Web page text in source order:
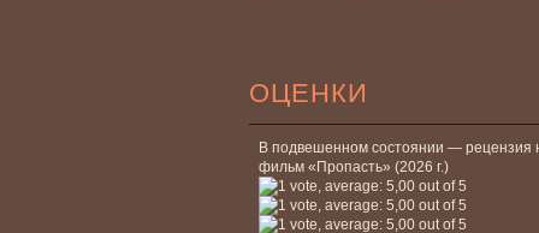
ОЦЕНКИ
В подвешенном состоянии — рецензия
фильм «Пропасть» (2026 г.)